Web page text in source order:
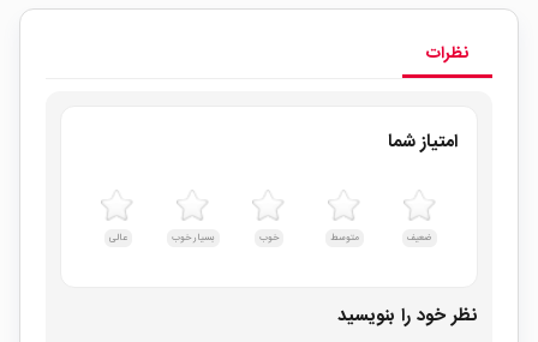
نظرات
امتیاز شما
ضعیف متوسط خوب بسیار خوب عالی
نظر خود را بنویسید